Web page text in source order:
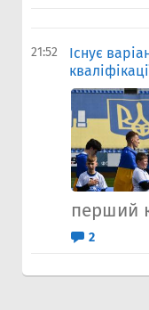
21:52
Існує
перший
2